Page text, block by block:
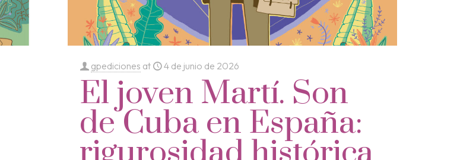
gpediciones at 4 de junio de 2026
El joven Martí. Son
de Cuba en España: